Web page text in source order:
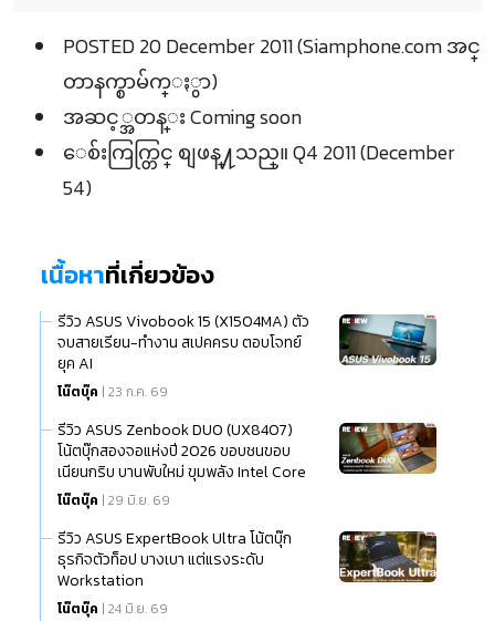
POSTED 20 December 2011 (Siamphone.com အင္
တာနက္စာမ်က္ႏွာ)
အဆင့္အတန္း Coming soon
ေစ်းကြက္တြင္ စျဖန္႔သည္။ Q4 2011 (December
54)
เนื้อหาที่เกี่ยวข้อง
รีวิว ASUS Vivobook 15 (X1504MA) ตัว
จบสายเรียน-ทำงาน สเปคครบ ตอบโจทย์
ยุค AI
โน๊ตบุ๊ค | 23 ก.ค. 69
รีวิว ASUS Zenbook DUO (UX8407)
โน้ตบุ๊กสองจอแห่งปี 2026 ขอบชนขอบ
เนียนกริบ บานพับใหม่ ขุมพลัง Intel Core
Ultra (Series 3)
โน๊ตบุ๊ค | 29 มิ.ย. 69
รีวิว ASUS ExpertBook Ultra โน้ตบุ๊ก
ธุรกิจตัวท็อป บางเบา แต่แรงระดับ
Workstation
โน๊ตบุ๊ค | 24 มิ.ย. 69